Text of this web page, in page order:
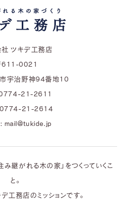
ツキデ工務店
611-0021
宇治野神94番地10
21-2611
0774-21-2614
mail@tukide.jp
み継がれる木の家」をつくっていくこ
と。
工務店のミッションです。